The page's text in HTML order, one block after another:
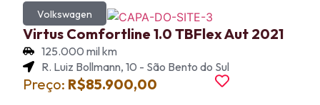
Volkswagen
Virtus Comfortline 1.0 TBFlex Aut 2021
125.000 mil km
R. Luiz Bollmann, 10 - São Bento do Sul
Preço: R$85.900,00